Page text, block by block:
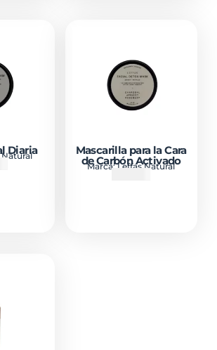
Diaria
Natural Mascarilla para la Cara
de Carbón Activado
Marca:Leffas Natural